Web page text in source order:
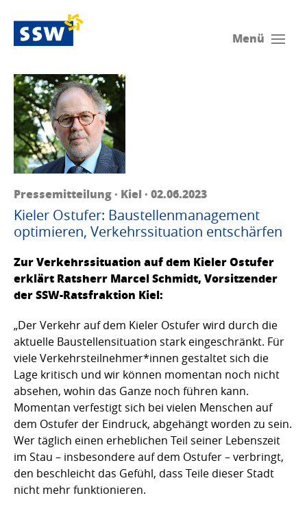
Menü
Pressemitteilung · Kiel · 02.06.2023
Kieler Ostufer: Baustellenmanagement
optimieren, Verkehrssituation entschärfen
Zur Verkehrssituation auf dem Kieler Ostufer
erklärt Ratsherr Marcel Schmidt, Vorsitzender
der SSW-Ratsfraktion Kiel:
„Der Verkehr auf dem Kieler Ostufer wird durch die
aktuelle Baustellensituation stark eingeschränkt. Für
viele Verkehrsteilnehmer*innen gestaltet sich die
Lage kritisch und wir können momentan noch nicht
absehen, wohin das Ganze noch führen kann.
Momentan verfestigt sich bei vielen Menschen auf
dem Ostufer der Eindruck, abgehängt worden zu sein.
Wer täglich einen erheblichen Teil seiner Lebenszeit
im Stau – insbesondere auf dem Ostufer – verbringt,
den beschleicht das Gefühl, dass Teile dieser Stadt
nicht mehr funktionieren.